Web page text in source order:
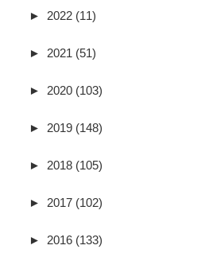
► 2022 (11)
► 2021 (51)
► 2020 (103)
► 2019 (148)
► 2018 (105)
► 2017 (102)
► 2016 (133)